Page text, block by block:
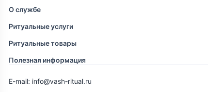
О службе
Ритуальные услуги
Ритуальные товары
Полезная информация
E-mail: info@vash-ritual.ru